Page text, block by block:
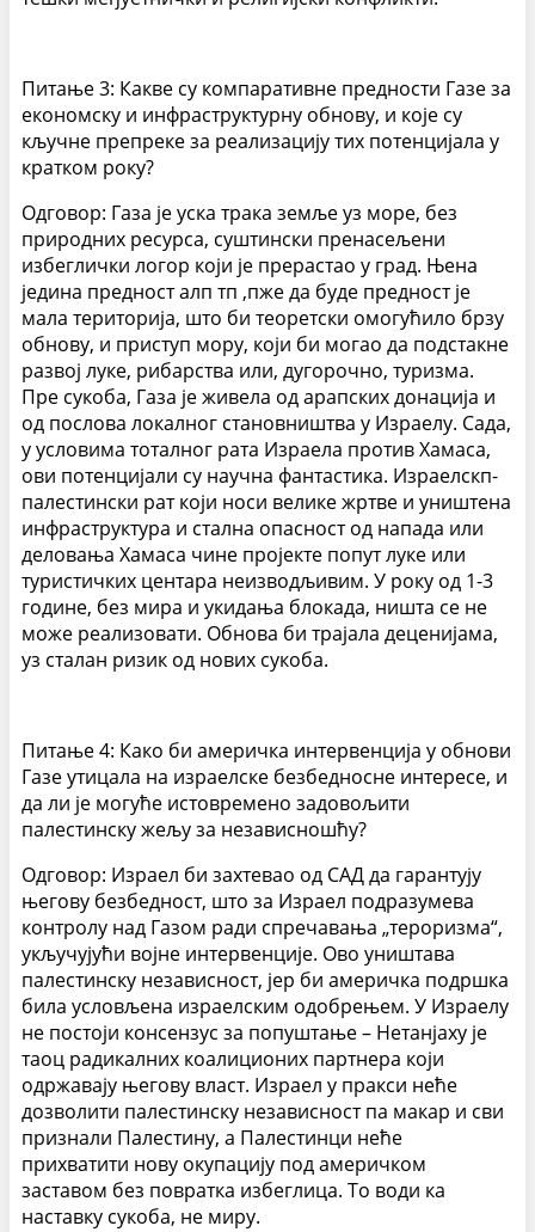
Питање 3: Какве су компаративне предности Газе за
економску и инфраструктурну обнову, и које су
кључне препреке за реализацију тих потенцијала у
кратком року?
Одговор: Газа је уска трака земље уз море, без
природних ресурса, суштински пренасељени
избеглички логор који је прерастао у град. Њена
једина предност алп тп ,пже да буде предност је
мала територија, што би теоретски омогућило брзу
обнову, и приступ мору, који би могао да подстакне
развој луке, рибарства или, дугорочно, туризма.
Пре сукоба, Газа је живела од арапских донација и
од послова локалног становништва у Израелу. Сада,
у условима тоталног рата Израела против Хамаса,
ови потенцијали су научна фантастика. Израелскп-
палестински рат који носи велике жртве и уништена
инфраструктура и стална опасност од напада или
деловања Хамаса чине пројекте попут луке или
туристичких центара неизводљивим. У року од 1-3
године, без мира и укидања блокада, ништа се не
може реализовати. Обнова би трајала деценијама,
уз сталан ризик од нових сукоба.
Питање 4: Како би америчка интервенција у обнови
Газе утицала на израелске безбедносне интересе, и
да ли је могуће истовремено задовољити
палестинску жељу за независношћу?
Одговор: Израел би захтевао од САД да гарантују
његову безбедност, што за Израел подразумева
контролу над Газом ради спречавања „тероризма“,
укључујући војне интервенције. Ово уништава
палестинску независност, јер би америчка подршка
била условљена израелским одобрењем. У Израелу
не постоји консензус за попуштање – Нетанјаху је
таоц радикалних коалиционих партнера који
одржавају његову власт. Израел у пракси неће
дозволити палестинску независност па макар и сви
признали Палестину, а Палестинци неће
прихватити нову окупацију под америчком
заставом без повратка избеглица. То води ка
наставку сукоба, не миру.